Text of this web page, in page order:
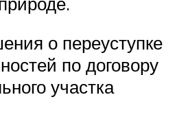
о переуступке
по договору
участка